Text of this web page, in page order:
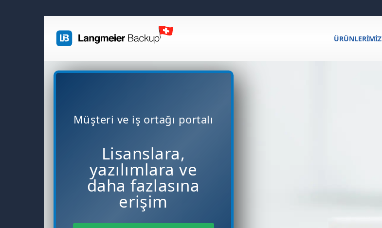
ÜRÜNLERIMIZ
Müşteri ve iş ortağı portalı
Lisanslara,
yazılımlara ve
daha fazlasına
erişim